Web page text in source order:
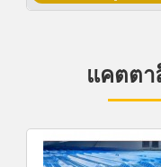
แคตต